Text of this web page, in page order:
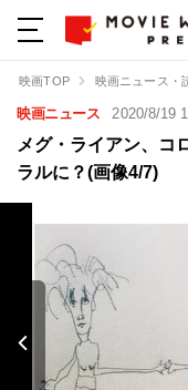
映画TOP 映画ニュース・
映画ニュース 2020/8/19
メグ・ライアン、コ
ラルに？(画像4/7)